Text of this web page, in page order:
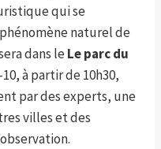
qui se
naturel de
dans le Le parc du
à partir de 10h30,
par des experts, une
villes et des